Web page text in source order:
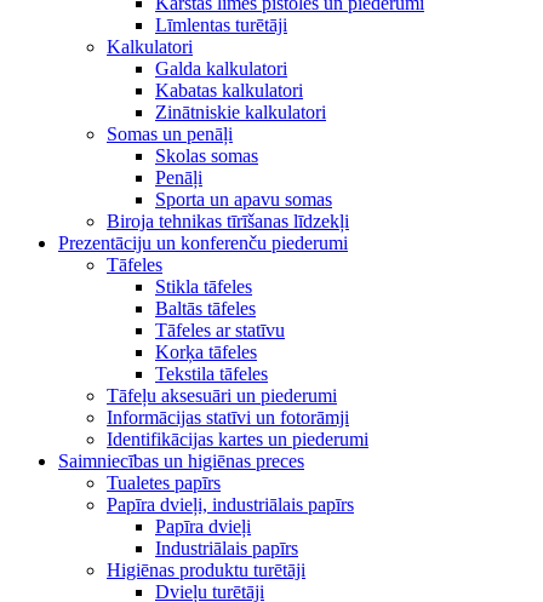
Līmlentas turētāji
Kalkulatori
Galda kalkulatori
Kabatas kalkulatori
Zinātniskie kalkulatori
Somas un penāļi
Skolas somas
Penāļi
Sporta un apavu somas
Biroja tehnikas tīrīšanas līdzekļi
Prezentāciju un konferenču piederumi
Tāfeles
Stikla tāfeles
Baltās tāfeles
Tāfeles ar statīvu
Korķa tāfeles
Tekstila tāfeles
Tāfeļu aksesuāri un piederumi
Informācijas statīvi un fotorāmji
Identifikācijas kartes un piederumi
Saimniecības un higiēnas preces
Tualetes papīrs
Papīra dvieļi, industriālais papīrs
Papīra dvieļi
Industriālais papīrs
Higiēnas produktu turētāji
Dvieļu turētāji